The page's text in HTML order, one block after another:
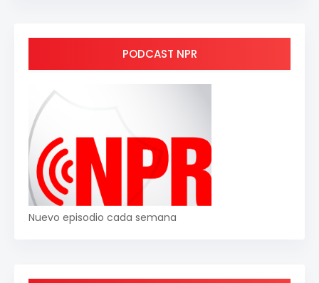
PODCAST NPR
Nuevo episodio cada semana